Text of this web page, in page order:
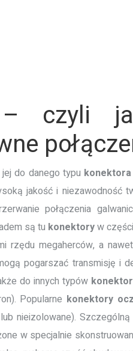
czyli
do danego typu konektora
jakość i niezawodność
połączenia
są tu konektoryw
rzędu megaherców, a
pogarszać transmisję i
do innych typów
Popularne konektory
nieizolowane).
w specjalnie